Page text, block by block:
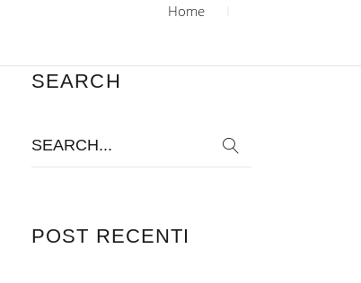
Home
SEARCH
POST RECENTI